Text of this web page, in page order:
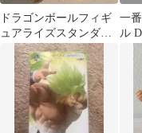
ドラゴンボールフィギ
ュアライズスタンダー
ドブロリープラモデル
（改造）
一
ル
ニ